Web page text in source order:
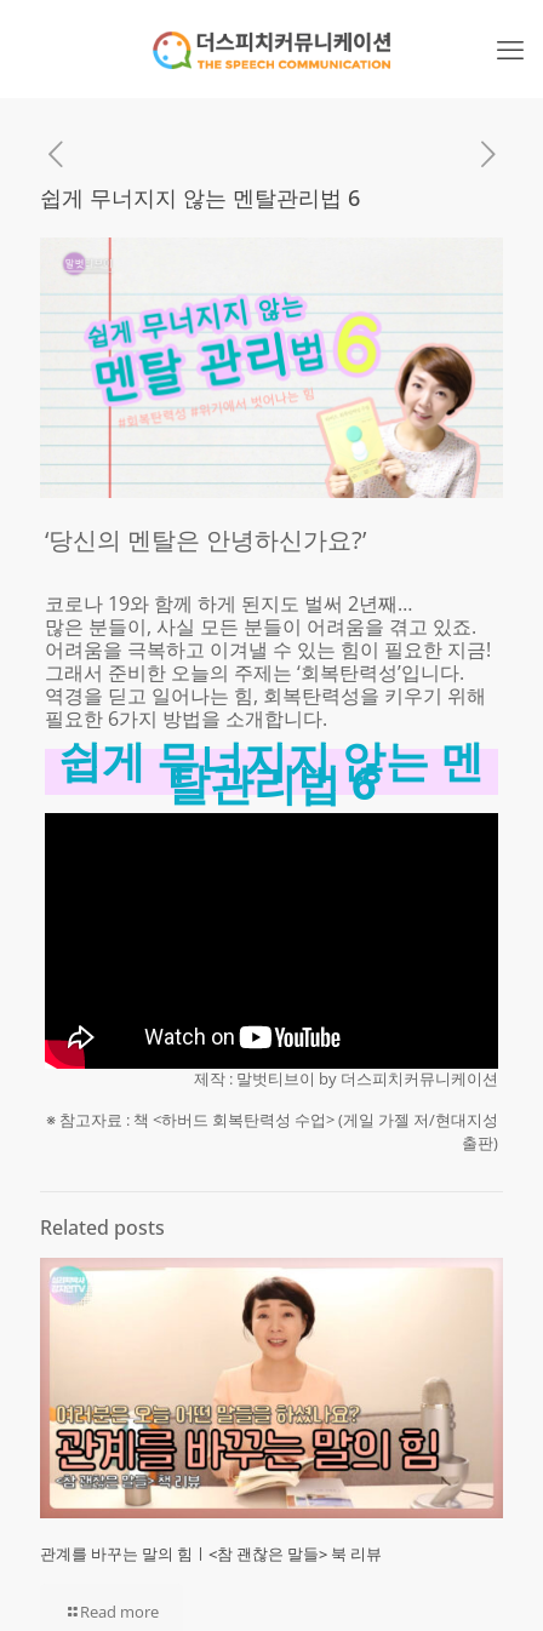
쉽게 무너지지 않는 멘탈관리법 6
‘당신의 멘탈은 안녕하신가요?’
코로나 19와 함께 하게 된지도 벌써 2년째…
많은 분들이, 사실 모든 분들이 어려움을 겪고 있죠.
어려움을 극복하고 이겨낼 수 있는 힘이 필요한 지금!
그래서 준비한 오늘의 주제는 ‘회복탄력성’입니다.
역경을 딛고 일어나는 힘, 회복탄력성을 키우기 위해
필요한 6가지 방법을 소개합니다.
쉽게 무너지지 않는 멘
탈관리법 6
제작 : 말벗티브이 by 더스피치커뮤니케이션
※ 참고자료 : 책 <하버드 회복탄력성 수업> (게일 가젤 저/현대지성
출판)
Related posts
관계를 바꾸는 말의 힘ㅣ<참 괜찮은 말들> 북 리뷰
Read more